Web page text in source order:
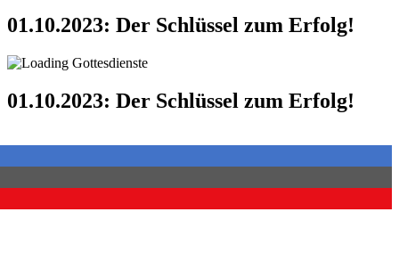
01.10.2023: Der Schlüssel zum Erfolg!
01.10.2023: Der Schlüssel zum Erfolg!